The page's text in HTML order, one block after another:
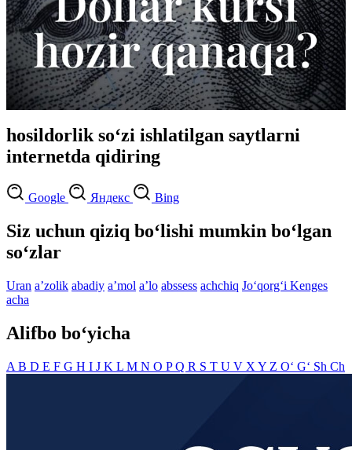
hosildorlik so‘zi ishlatilgan saytlarni
internetda qidiring
Google Яндекс Bing
Siz uchun qiziq bo‘lishi mumkin bo‘lgan
so‘zlar
Uran aʼzolik abadiy aʼmol aʼlo abssess achchiq Jo‘qorg‘i Kenges
acha
Alifbo bo‘yicha
A B D E F G H I J K L M N O PQ R S T U V X Y Z O‘ G‘ Sh Ch